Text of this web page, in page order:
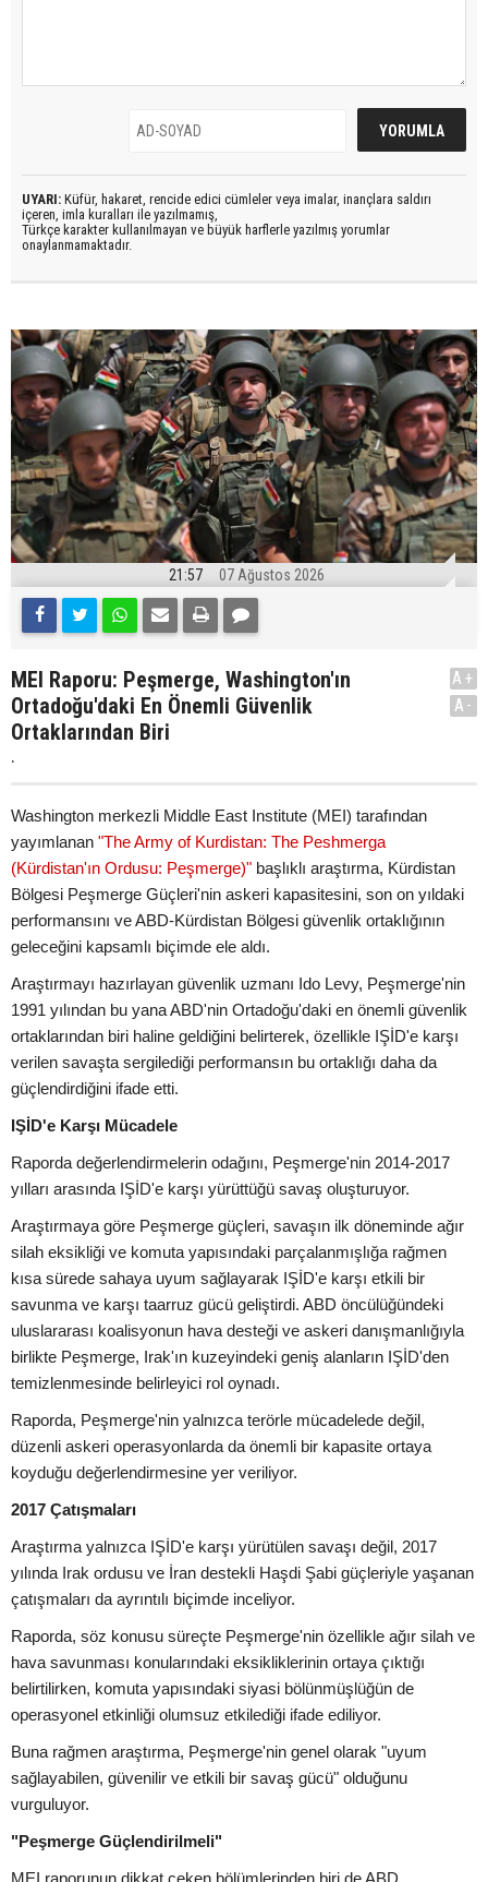
UYARI: Küfür, hakaret, rencide edici cümleler veya imalar, inançlara saldırı
içeren, imla kuralları ile yazılmamış,
Türkçe karakter kullanılmayan ve büyük harflerle yazılmış yorumlar
onaylanmamaktadır.
21:57 07 Ağustos 2026
MEI Raporu: Peşmerge, Washington'ın
Ortadoğu'daki En Önemli Güvenlik
Ortaklarından Biri
.
A+
A-
Washington merkezli Middle East Institute (MEI) tarafından
yayımlanan "The Army of Kurdistan: The Peshmerga
(Kürdistan'ın Ordusu: Peşmerge)" başlıklı araştırma, Kürdistan
Bölgesi Peşmerge Güçleri'nin askeri kapasitesini, son on yıldaki
performansını ve ABD-Kürdistan Bölgesi güvenlik ortaklığının
geleceğini kapsamlı biçimde ele aldı.
Araştırmayı hazırlayan güvenlik uzmanı Ido Levy, Peşmerge'nin
1991 yılından bu yana ABD'nin Ortadoğu'daki en önemli güvenlik
ortaklarından biri haline geldiğini belirterek, özellikle IŞİD'e karşı
verilen savaşta sergilediği performansın bu ortaklığı daha da
güçlendirdiğini ifade etti.
IŞİD'e Karşı Mücadele
Raporda değerlendirmelerin odağını, Peşmerge'nin 2014-2017
yılları arasında IŞİD'e karşı yürüttüğü savaş oluşturuyor.
Araştırmaya göre Peşmerge güçleri, savaşın ilk döneminde ağır
silah eksikliği ve komuta yapısındaki parçalanmışlığa rağmen
kısa sürede sahaya uyum sağlayarak IŞİD'e karşı etkili bir
savunma ve karşı taarruz gücü geliştirdi. ABD öncülüğündeki
uluslararası koalisyonun hava desteği ve askeri danışmanlığıyla
birlikte Peşmerge, Irak'ın kuzeyindeki geniş alanların IŞİD'den
temizlenmesinde belirleyici rol oynadı.
Raporda, Peşmerge'nin yalnızca terörle mücadelede değil,
düzenli askeri operasyonlarda da önemli bir kapasite ortaya
koyduğu değerlendirmesine yer veriliyor.
2017 Çatışmaları
Araştırma yalnızca IŞİD'e karşı yürütülen savaşı değil, 2017
yılında Irak ordusu ve İran destekli Haşdi Şabi güçleriyle yaşanan
çatışmaları da ayrıntılı biçimde inceliyor.
Raporda, söz konusu süreçte Peşmerge'nin özellikle ağır silah ve
hava savunması konularındaki eksikliklerinin ortaya çıktığı
belirtilirken, komuta yapısındaki siyasi bölünmüşlüğün de
operasyonel etkinliği olumsuz etkilediği ifade ediliyor.
Buna rağmen araştırma, Peşmerge'nin genel olarak "uyum
sağlayabilen, güvenilir ve etkili bir savaş gücü" olduğunu
vurguluyor.
"Peşmerge Güçlendirilmeli"
MEI raporunun dikkat çeken bölümlerinden biri de ABD